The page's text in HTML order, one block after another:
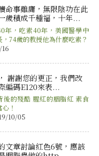
命事雖庸，無限陰功在此
歲積成千種福，十年...
年，吃素40年，美國醫學中
，74歲的教授他為什麼吃素？
謝謝您的更正，我們改
編碼E120來表...
後的殘酷 腥紅的胭脂紅 素食
！
10/05
文章討論紅色6號，應該